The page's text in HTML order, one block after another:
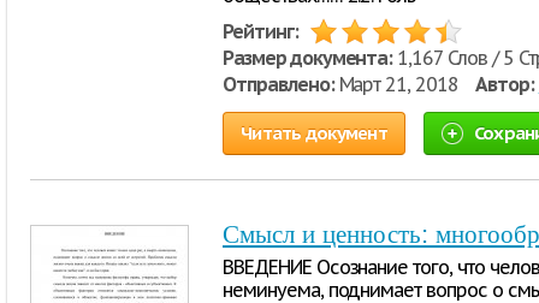
Рейтинг:
Размер документа:1,167 Слов / 5
Отправлено:Март 21, 2018 Автор:
Читать документ
Смысл и ценность:
ВВЕДЕНИЕ Осознание того, что
неминуема, поднимает вопрос о